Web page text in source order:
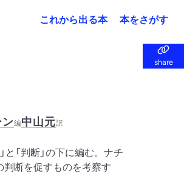
これから出る本 本をさがす
share
share
編中山元訳
「判断」の下に編む。ナチ
断を促すものを考察す